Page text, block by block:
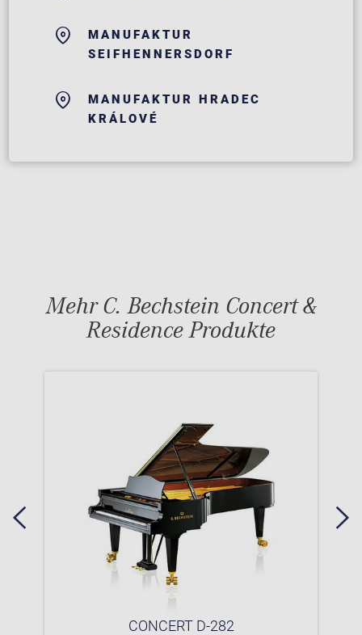
MANUFAKTUR
SEIFHENNERSDORF
MANUFAKTUR HRADEC
KRÁLOVÉ
Mehr C. Bechstein Concert &
Residence Produkte
CONCERT D-282